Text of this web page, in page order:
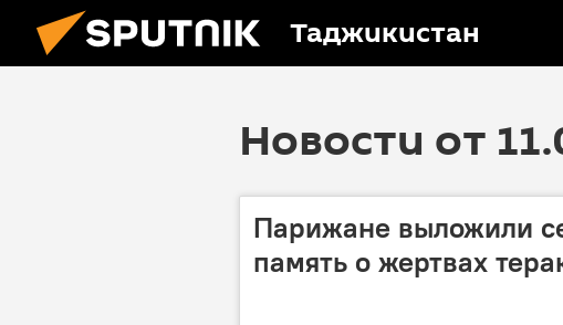
Таджикистан
Новости от
Парижане выложили
память о жертвах